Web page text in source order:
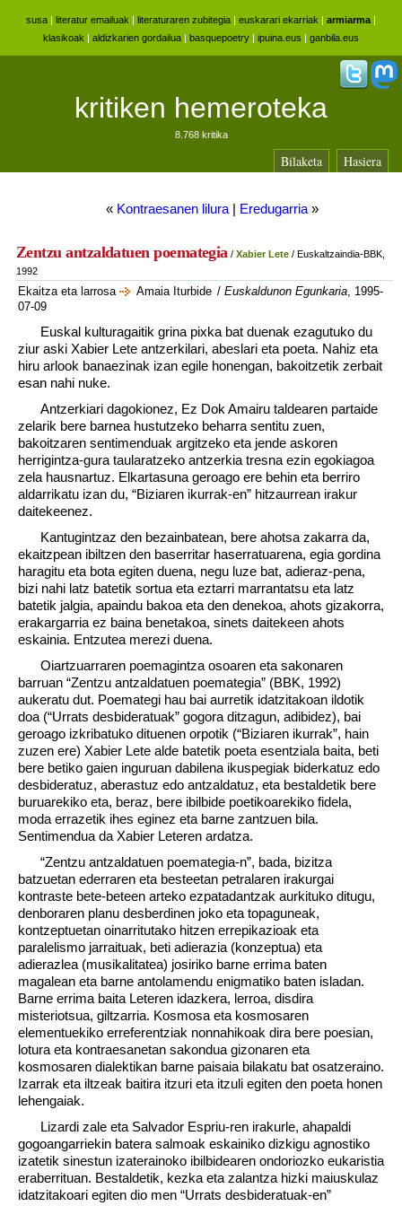
susa | literatur emailuak | literaturaren zubitegia | euskarari ekarriak | armiarma |
klasikoak | aldizkarien gordailua | basquepoetry | ipuina.eus | ganbila.eus
kritiken hemeroteka
8.768 kritika
Bilaketa Hasiera
« Kontraesanen lilura | Eredugarria »
Zentzu antzaldatuen poemategia/ Xabier Lete/ Euskaltzaindia-BBK,
1992
Ekaitza eta larrosa Amaia Iturbide / Euskaldunon Egunkaria, 1995-
07-09
Euskal kulturagaitik grina pixka bat duenak ezagutuko du
ziur aski Xabier Lete antzerkilari, abeslari eta poeta. Nahiz eta
hiru arlook banaezinak izan egile honengan, bakoitzetik zerbait
esan nahi nuke.
Antzerkiari dagokionez, Ez Dok Amairu taldearen partaide
zelarik bere barnea hustutzeko beharra sentitu zuen,
bakoitzaren sentimenduak argitzeko eta jende askoren
herrigintza-gura taularatzeko antzerkia tresna ezin egokiagoa
zela hausnartuz. Elkartasuna geroago ere behin eta berriro
aldarrikatu izan du, “Biziaren ikurrak-en” hitzaurrean irakur
daitekeenez.
Kantugintzaz den bezainbatean, bere ahotsa zakarra da,
ekaitzpean ibiltzen den baserritar haserratuarena, egia gordina
haragitu eta bota egiten duena, negu luze bat, adieraz-pena,
bizi nahi latz batetik sortua eta eztarri marrantatsu eta latz
batetik jalgia, apaindu bakoa eta den denekoa, ahots gizakorra,
erakargarria ez baina benetakoa, sinets daitekeen ahots
eskainia. Entzutea merezi duena.
Oiartzuarraren poemagintza osoaren eta sakonaren
barruan “Zentzu antzaldatuen poemategia” (BBK, 1992)
aukeratu dut. Poemategi hau bai aurretik idatzitakoan ildotik
doa (“Urrats desbideratuak” gogora ditzagun, adibidez), bai
geroago izkribatuko dituenen orpotik (“Biziaren ikurrak”, hain
zuzen ere) Xabier Lete alde batetik poeta esentziala baita, beti
bere betiko gaien inguruan dabilena ikuspegiak biderkatuz edo
desbideratuz, aberastuz edo antzaldatuz, eta bestaldetik bere
buruarekiko eta, beraz, bere ibilbide poetikoarekiko fidela,
moda errazetik ihes eginez eta barne zantzuen bila.
Sentimendua da Xabier Leteren ardatza.
“Zentzu antzaldatuen poemategia-n”, bada, bizitza
batzuetan ederraren eta besteetan petralaren irakurgai
kontraste bete-beteen arteko ezpatadantzak aurkituko ditugu,
denboraren planu desberdinen joko eta topaguneak,
kontzeptuetan oinarritutako hitzen errepikazioak eta
paralelismo jarraituak, beti adierazia (konzeptua) eta
adierazlea (musikalitatea) josiriko barne errima baten
magalean eta barne antolamendu enigmatiko baten isladan.
Barne errima baita Leteren idazkera, lerroa, disdira
misteriotsua, giltzarria. Kosmosa eta kosmosaren
elementuekiko erreferentziak nonnahikoak dira bere poesian,
lotura eta kontraesanetan sakondua gizonaren eta
kosmosaren dialektikan barne paisaia bilakatu bat osatzeraino.
Izarrak eta iltzeak baitira itzuri eta itzuli egiten den poeta honen
lehengaiak.
Lizardi zale eta Salvador Espriu-ren irakurle, ahapaldi
gogoangarriekin batera salmoak eskainiko dizkigu agnostiko
izatetik sinestun izaterainoko ibilbidearen ondoriozko eukaristia
eraberrituan. Bestaldetik, kezka eta zalantza hizki maiuskulaz
idatzitakoari egiten dio men “Urrats desbideratuak-en”